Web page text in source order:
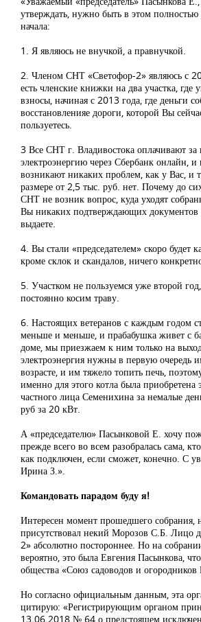
утверждать, нужно быть в этом
начала:
1. Я являюсь не внучкой, а правнучкой.
2. Членом СНТ «Светофор-2» являюсь с
есть членские книжки на два участка, где
взносы, начиная с 2013 года, где деньги
восстановленияе дороги, которой Вы
пользуетесь.
3 Все СНТ г. Владивостока оплачивают за
электроэнергию через Сбербанк онлайн, и
возникают никаких проблем, как у Вас, и
размере от 2,5 тыс. руб. нет. Почему до
СНТ не возник вопрос, куда уходят
Вы никаких подтверждающих документов
выдаете.
4. Вы стали «председателем» скоро будет
кроме склок и скандалов, ничего
5. Участком не пользуемся уже второй
постоянно косим траву.
6. Настоящих ветеранов с каждым годом
меньше и меньше, и прабабушка живет с
доме, мы приезжаем к ним только на
электроэнергия нужны в первую очередь
возрасте, и им тяжело топить печь,
именно для этого котла была приобретена
частного лица Семенихина за немалые
руб за 20 кВт.
А «председателю» Пасынковой Е. хочу
прежде всего во всем разобралась сама,
как подключен, если сможет, конечно. С
Ирина З.».
Командовать парадом буду я!
Интересен момент прошедшего собрания,
присутствовал некий Морозов С.Б. Лицо
2» абсолютно постороннее. Но на
вероятно, это была Евгения Пасынкова,
общества «Союз садоводов и
Но согласно официальным данным, эта
цитирую: «Регистрирующим органом
13.06.2018 № 64 о предстоящем